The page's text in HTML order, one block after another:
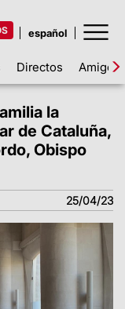
Directos Amigos
la
de Cataluña,
Obispo
25/04/23